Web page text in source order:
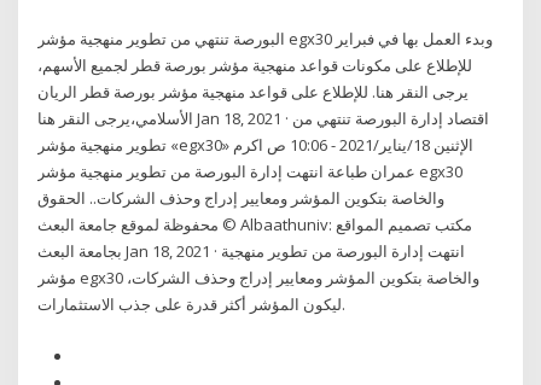
البورصة تنتهي من تطوير منهجية مؤشر egx30 وبدء العمل بها في فبراير
للإطلاع على مكونات قواعد منهجية مؤشر بورصة قطر لجميع الأسهم،
يرجى النقر هنا. للإطلاع على قواعد منهجية مؤشر بورصة قطر الريان
الأسلامي،يرجى النقر هنا Jan 18, 2021 · اقتصاد إدارة البورصة تنتهي من
تطوير منهجية مؤشر «egx30» الإثنين 18/يناير/2021 - 10:06 ص اكرم
عمران طباعة انتهت إدارة البورصة من تطوير منهجية مؤشر egx30
والخاصة بتكوين المؤشر ومعايير إدراج وحذف الشركات.. الحقوق
محفوظة لموقع جامعة البعث © Albaathuniv: مكتب تصميم المواقع
بجامعة البعث Jan 18, 2021 · انتهت إدارة البورصة من تطوير منهجية
مؤشر egx30 والخاصة بتكوين المؤشر ومعايير إدراج وحذف الشركات،
ليكون المؤشر أكثر قدرة على جذب الاستثمارات.